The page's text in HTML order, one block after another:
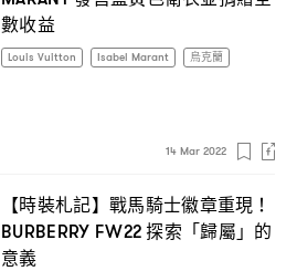
數收益
Louis Vuitton Isabel Marant 烏克蘭
14 Mar 2022
【時裝札記】戰馬騎士徽章重現 ！
BURBERRY FW22探索「歸屬」的
意義